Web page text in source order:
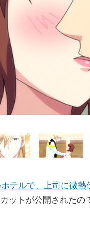
テルで、上司に微熱
ットが公開されたの